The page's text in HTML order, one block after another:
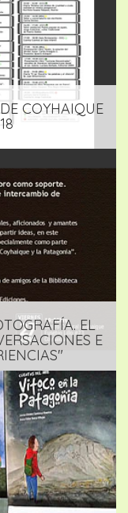
COYHAIQUE
EL
E